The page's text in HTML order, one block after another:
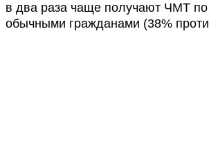
в два раза чаще получают ЧМТ
обычными гражданами (38%